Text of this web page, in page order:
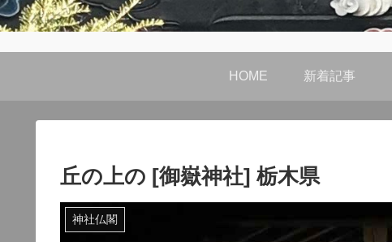
HOME 新着記事
丘の上の [御嶽神社] 栃木県
神社仏閣